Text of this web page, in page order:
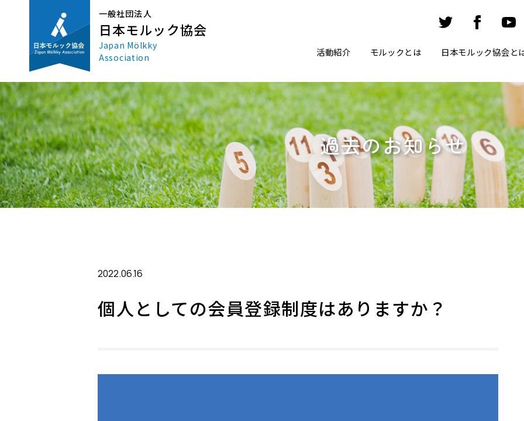
一般社団法人
日本モルック協会
Japan Mölkky
Association
活動紹介 モルックとは 日本モルック協会と
過去のお知らせ
2022.06.16
個人としての会員登録制度はありますか？